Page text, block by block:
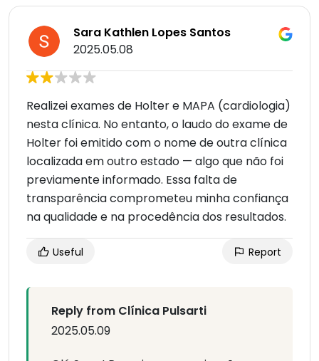
Sara Kathlen Lopes Santos
2025.05.08
Realizei exames de Holter e MAPA (cardiologia)
nesta clínica. No entanto, o laudo do exame de
Holter foi emitido com o nome de outra clínica
localizada em outro estado — algo que não foi
previamente informado. Essa falta de
transparência comprometeu minha confiança
na qualidade e na procedência dos resultados.
Useful Report
Reply from Clínica Pulsarti
2025.05.09